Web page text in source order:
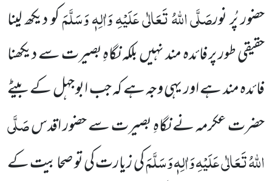
حضور پُر نورصَلَّی اللہُ تَعَالٰی عَلَیْہِ وَاٰلِہٖ وَسَلَّمَکو دیکھ لینا
حقیقی طور پرفائدہ مند نہیں بلکہ نگاہِ بصیرت سے دیکھنا
فائدہ مند ہے اور یہی وجہ ہے کہ جب ابو جہل کے بیٹے
حضرت عکرمہ نے نگاہِ بصیرتسے حضور اقدسصَلَّی
اللہُ تَعَالٰی عَلَیْہِ وَاٰلِہٖ وَسَلَّمَکی زیارت کی تو صحابیت کے